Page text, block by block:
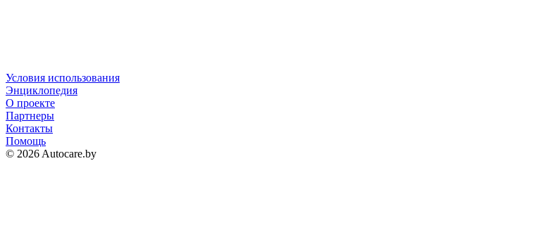
Условия использования
Энциклопедия
О проекте
Партнеры
Контакты
Помощь
© 2026 Autocare.by